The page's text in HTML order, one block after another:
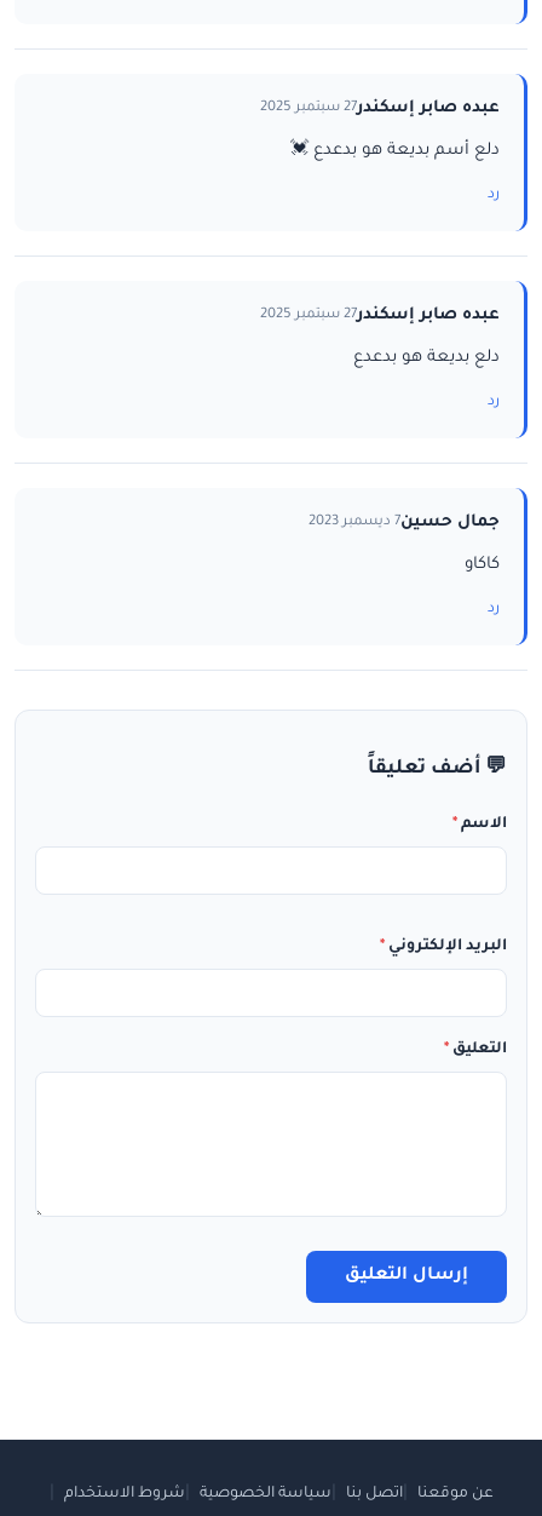
عبده صابر إسكندر27 سبتمبر 2025
دلع أسم بديعة هو بدعدع 💓
رد
عبده صابر إسكندر27 سبتمبر 2025
دلع بديعة هو بدعدع
رد
جمال حسين7 ديسمبر 2023
كاكاو
رد
💬 أضف تعليقاً
الاسم *
البريد الإلكتروني *
التعليق *
إرسال التعليق
عن موقعنا اتصل بنا سياسة الخصوصية شروط الاستخدام